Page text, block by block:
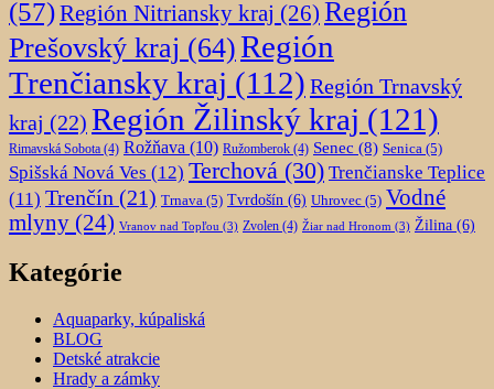
(57)Región Nitriansky kraj (26) Región
Prešovský kraj (64)Región
Trenčiansky kraj (112) Región Trnavský
kraj (22) Región Žilinský kraj (121)
Rimavská Sobota (4) Rožňava (10) Ružomberok (4) Senec (8) Senica (5)
Spišská Nová Ves (12) Terchová (30) Trenčianske Teplice
(11) Trenčín (21) Trnava (5) Tvrdošín (6) Uhrovec (5) Vodné
mlyny (24) Vranov nad Topľou (3) Zvolen (4) Žiar nad Hronom (3) Žilina (6)
Kategórie
Aquaparky, kúpaliská
BLOG
Detské atrakcie
Hrady a zámky